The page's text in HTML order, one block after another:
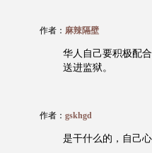
作者： 麻辣隔壁
华人自己要积极配
送进监狱。
作者： gskhgd
是干什么的，自己